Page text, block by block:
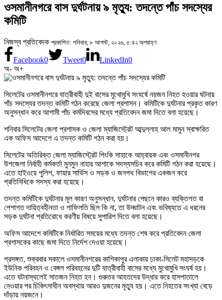
ওসমানীনগরে বাস দুর্ঘটনায় ৯ মৃত্যু: তদন্তে পাঁচ সদস্যের
কমিটি
নিজস্ব প্রতিবেদক প্রকাশিত: শনিবার, ৮ আগস্ট, ২০২৬, ৫:৪২ অপরাহ্ণ
Facebook0 Tweet0 LinkedIn0
অ- অ+
সিলেটের ওসমানীনগরে যাত্রীবাহী দুই বাসের মুখোমুখি সংঘর্ষে নয়জন নিহত হওয়ার ঘটনায়
পাঁচ সদস্যের তদন্ত কমিটি গঠন করেছে জেলা প্রশাসন। কমিটিকে দুর্ঘটনার প্রকৃত কারণ
অনুসন্ধান করে আগামী পাঁচ কর্মদিবসের মধ্যে প্রতিবেদন জমা দিতে বলা হয়েছে।
শনিবার সিলেটের জেলা প্রশাসক ও জেলা ম্যাজিস্ট্রেট আব্দুল্লাহ আল মামুন স্বাক্ষরিত
এক অফিস আদেশে এ তদন্ত কমিটি গঠন করা হয়।
সিলেটের অতিরিক্ত জেলা ম্যাজিস্ট্রেট পিংকি সাহাকে আহ্বায়ক এবং ওসমানীনগর
উপজেলা নির্বাহী কর্মকর্তা মুনমুন নাহার আশাকে সদস্যসচিব করে কমিটি গঠন করা হয়েছে।
এতে হাইওয়ে পুলিশ, ফায়ার সার্ভিস ও সড়ক ও জনপথ বিভাগের একজন করে
প্রতিনিধিকে সদস্য করা হয়েছে।
তদন্ত কমিটিকে দুর্ঘটনার মূল কারণ অনুসন্ধান, দুর্ঘটনার পেছনে কারও ব্যক্তিগত বা
পেশাগত দায়িত্বহীনতা ও গাফিলতি ছিল কি না, তা উদ্ঘাটন এবং ভবিষ্যতে এ ধরনের
সড়ক দুর্ঘটনা প্রতিরোধে করণীয় বিষয়ে সুপারিশ দিতে বলা হয়েছে।
অফিস আদেশে কমিটিকে নির্ধারিত সময়ের মধ্যে তদন্ত শেষ করে প্রতিবেদন জেলা
প্রশাসকের কাছে জমা দিতে নির্দেশ দেওয়া হয়েছে।
প্রসঙ্গত, শুক্রবার সকালে ওসমানীনগরের কাশিকাপুর এলাকায় ঢাকা-সিলেট মহাসড়কে
ইউনিক পরিবহন ও বেঙ্গল পরিবহনের দুটি যাত্রীবাহী বাসের মধ্যে মুখোমুখি সংঘর্ষ হয়।
এতে ঘটনাস্থলেই সাতজন নিহত হন। গুরুতর আহতদের উদ্ধার করে হাসপাতালে
নেওয়ার পর চিকিৎসাধীন অবস্থায় আরও দুজনের মৃত্যু হয়। এতে নিহতের সংখ্যা বেড়ে
দাঁড়ায় নয়জনে।